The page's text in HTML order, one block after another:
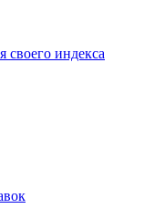
своего индекса